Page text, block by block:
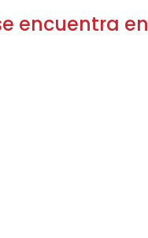
encuentra en